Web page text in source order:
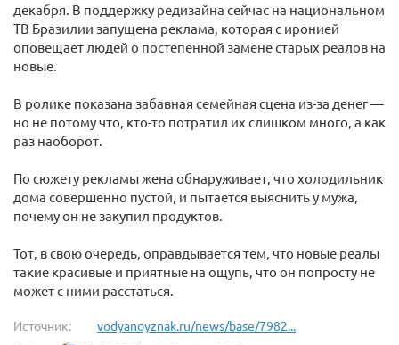
декабря. В поддержку редизайна сейчас на национальном
ТВ Бразилии запущена реклама, которая с иронией
оповещает людей о постепенной замене старых реалов на
новые.
В ролике показана забавная семейная сцена из-за денег —
но не потому что, кто-то потратил их слишком много, а как
раз наоборот.
По сюжету рекламы жена обнаруживает, что холодильник
дома совершенно пустой, и пытается выяснить у мужа,
почему он не закупил продуктов.
Тот, в свою очередь, оправдывается тем, что новые реалы
такие красивые и приятные на ощупь, что он попросту не
может с ними расстаться.
Источник: vodyanoyznak.ru/news/base/7982...